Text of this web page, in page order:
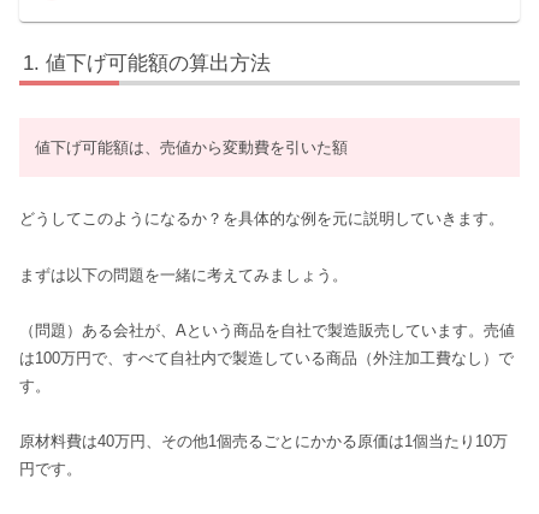
値下げ可能額の算出方法
値下げ可能額は、売値から変動費を引いた額
どうしてこのようになるか？を具体的な例を元に説明していきます。
まずは以下の問題を一緒に考えてみましょう。
（問題）ある会社が、Aという商品を自社で製造販売しています。売値
は100万円で、すべて自社内で製造している商品（外注加工費なし）で
す。
原材料費は40万円、その他1個売るごとにかかる原価は1個当たり10万
円です。